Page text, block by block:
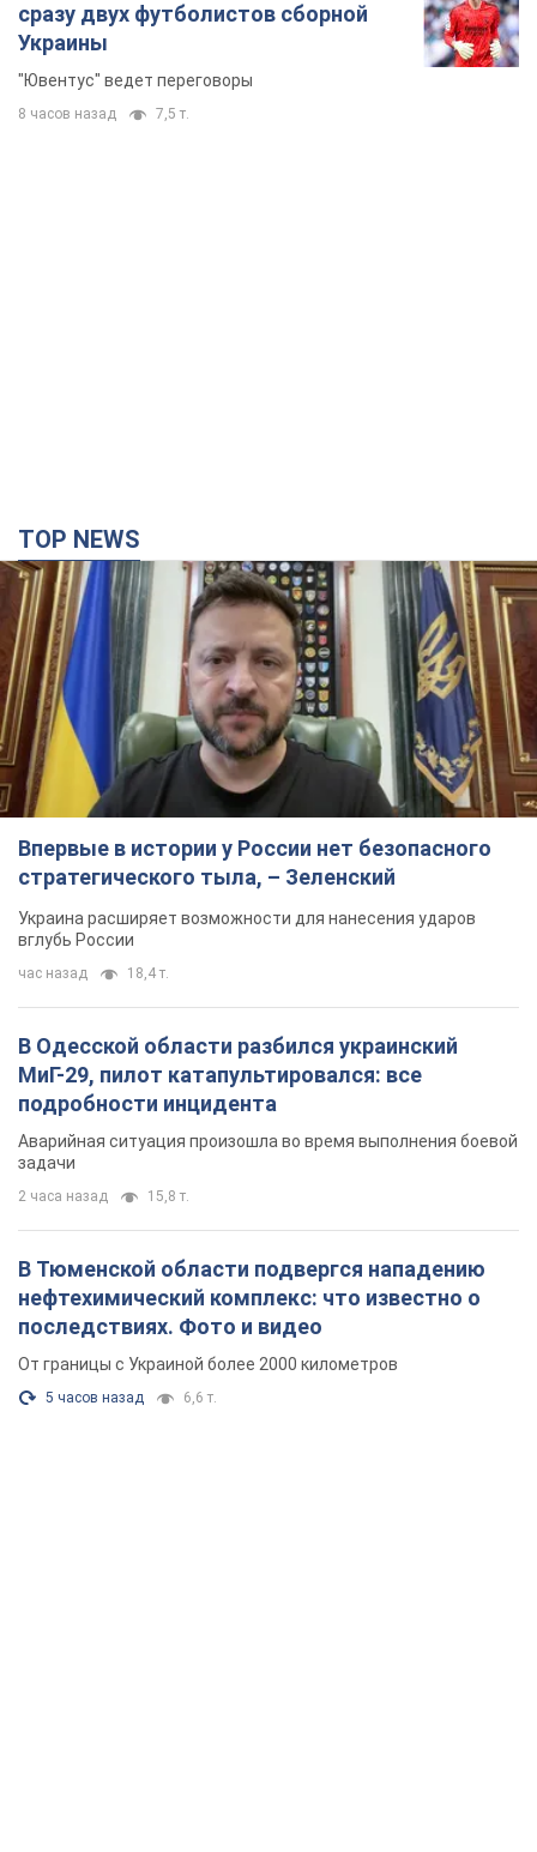
сразу двух футболистов сборной
Украины
"Ювентус" ведет переговоры
8 часов назад 7,5 т.
TOP NEWS
Впервые в истории у России нет безопасного
стратегического тыла, – Зеленский
Украина расширяет возможности для нанесения ударов
вглубь России
час назад 18,4 т.
В Одесской области разбился украинский
МиГ-29, пилот катапультировался: все
подробности инцидента
Аварийная ситуация произошла во время выполнения боевой
задачи
2 часа назад 15,8 т.
В Тюменской области подвергся нападению
нефтехимический комплекс: что известно о
последствиях. Фото и видео
От границы с Украиной более 2000 километров
5 часов назад 6,6 т.